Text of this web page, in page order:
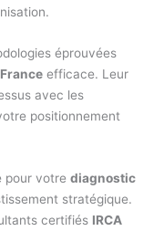
éprouvées
efficace. Leur
avec les
positionnement
pour votrediagnostic
stratégique.
certifiés IRCA